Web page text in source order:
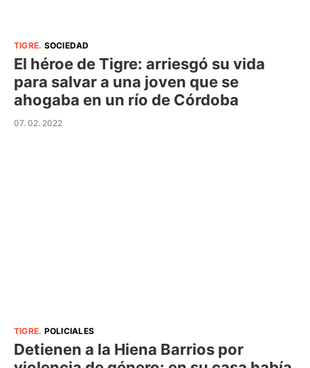
TIGRE. SOCIEDAD
El héroe de Tigre: arriesgó su vida
para salvar a una joven que se
ahogaba en un río de Córdoba
07. 02. 2022
TIGRE. POLICIALES
Detienen a la Hiena Barrios por